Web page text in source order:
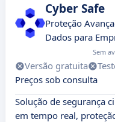
Cyber Safe
Proteção
Dados para
Sem
Versão gratuita
Preços sob consulta
Solução de segurança
em tempo real,